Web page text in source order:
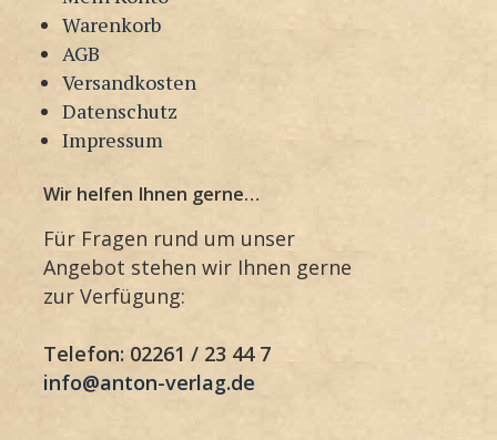
Warenkorb
AGB
Versandkosten
Datenschutz
Impressum
Wir helfen Ihnen gerne…
Für Fragen rund um unser
Angebot stehen wir Ihnen gerne
zur Verfügung:
Telefon: 02261 / 23 44 7
info@anton-verlag.de